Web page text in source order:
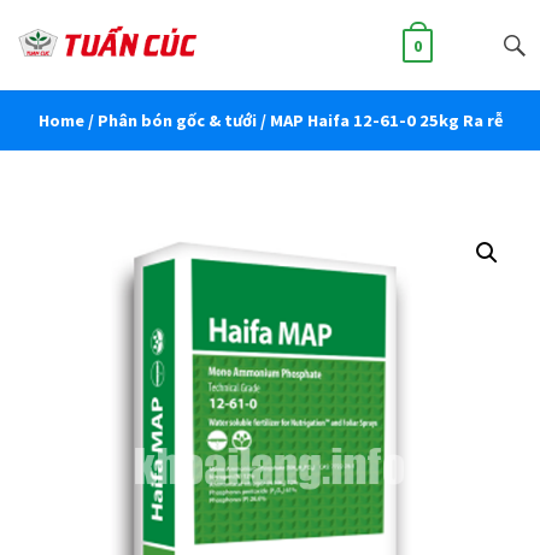
0
Home/ Phân bón gốc & tưới/ MAP Haifa 12-61-0 25kg Ra rễ